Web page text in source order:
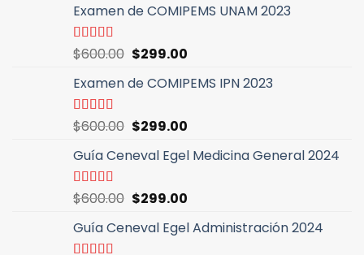
Examen de COMIPEMS UNAM 2023
Valorado
con
de 5
$600.00 El
original
$600.00.
$299.00El
actual
$299.00.
Examen de COMIPEMS IPN 2023
Valorado
con
5
$600.00 El
original
$600.00.
$299.00El
actual
$299.00.
Guía Ceneval Egel Medicina General 2024
Valorado
con
5
$600.00 El
original
$299.00El
actual
Guía Ceneval Egel Administración 2024